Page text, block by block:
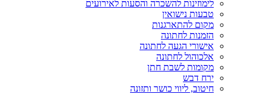
לימוזינות להשכרה והסעות לאירועים
טבעות נישואין
מקום להתארגנות
הזמנות לחתונה
אישורי הגעה לחתונה
אלכוהול לחתונה
מקומות לשבת חתן
ירח דבש
חיטוב, ליווי כושר ותזונה